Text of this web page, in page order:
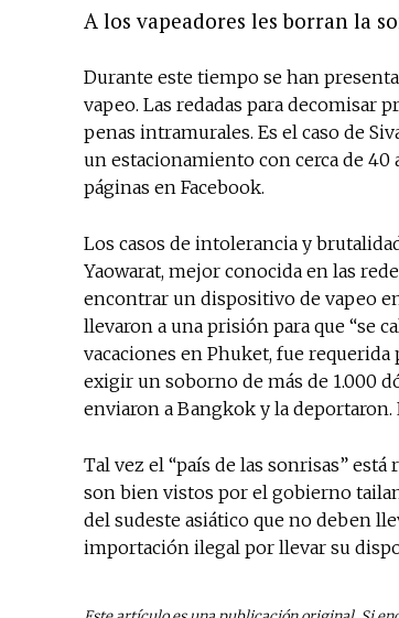
A los vapeadores les borran la
Durante este tiempo se han
vapeo. Las redadas para decomisar
penas intramurales. Es el caso de
un estacionamiento con cerca de 40
páginas en Facebook.
Los casos de intolerancia y
Yaowarat, mejor conocida en las
encontrar un dispositivo de vapeo
llevaron a una prisión para que “se
vacaciones en Phuket, fue
exigir un soborno de más de 1.000
enviaron a Bangkok y la deportaron.
Tal vez el “país de las sonrisas”
son bien vistos por el gobierno
del sudeste asiático que no deben
importación ilegal por llevar su